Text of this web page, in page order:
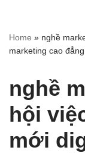
Home » nghề
marketing cao
nghề
hội
mới